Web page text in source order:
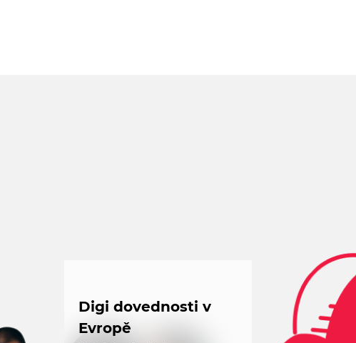
Digi dovednosti v
Evropě